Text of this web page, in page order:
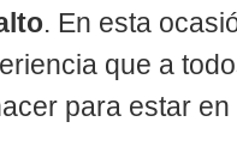
. En esta
que a
para estar